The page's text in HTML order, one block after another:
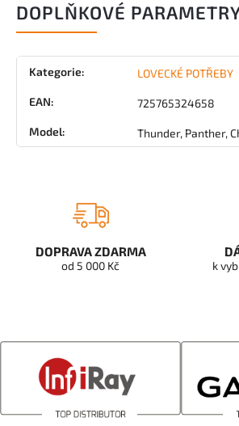
DOPLŇKOVÉ
Kategorie: LOVECKÉ POTŘEBY
EAN: 725765324658
Model: Thunder, Panther,
DOPRAVA ZDARMA
od 5 000 Kč k